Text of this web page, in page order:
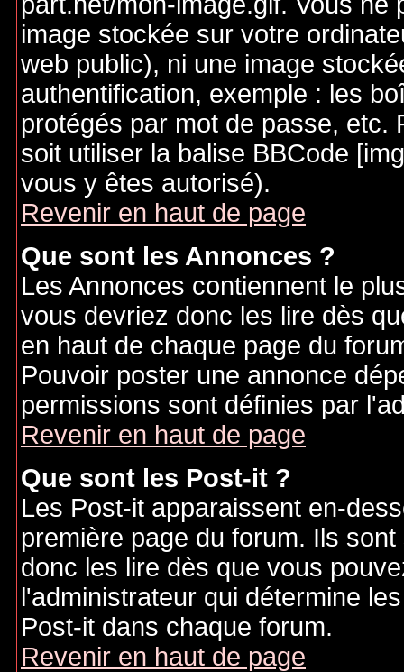
image stockée sur votre
web public), ni une image
authentification, exemple : les
protégés par mot de passe, etc.
soit utiliser la balise BBCode
vous y êtes autorisé).
Revenir en haut de page
Que sont les Annonces ?
Les Annonces contiennent le
vous devriez donc les lire dès
en haut de chaque page du
Pouvoir poster une annonce
permissions sont définies par
Revenir en haut de page
Que sont les Post-it ?
Les Post-it apparaissent en-
première page du forum. Ils
donc les lire dès que vous
l'administrateur qui détermine
Post-it dans chaque forum.
Revenir en haut de page